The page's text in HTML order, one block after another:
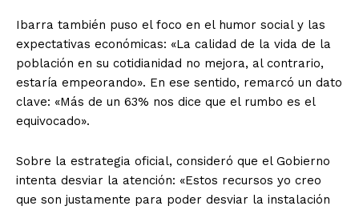
Ibarra también puso el foco en el humor social y las
expectativas económicas: «La calidad de la vida de la
población en su cotidianidad no mejora, al contrario,
estaría empeorando». En ese sentido, remarcó un dato
clave: «Más de un 63% nos dice que el rumbo es el
equivocado».
Sobre la estrategia oficial, consideró que el Gobierno
intenta desviar la atención: «Estos recursos yo creo
que son justamente para poder desviar la instalación